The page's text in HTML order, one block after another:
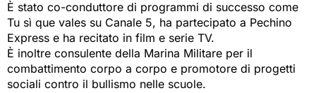
È stato co-conduttore di programmi di successo come
Tu sì que vales su Canale 5, ha partecipato a Pechino
Express e ha recitato in film e serie TV.
È inoltre consulente della Marina Militare per il
combattimento corpo a corpo e promotore di progetti
sociali contro il bullismo nelle scuole.